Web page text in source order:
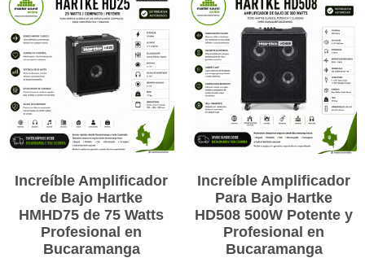
Increíble Amplificador
de Bajo Hartke
HMHD75 de 75 Watts
Profesional en
Bucaramanga
Increíble Amplificador
Para Bajo Hartke
HD508 500W Potente y
Profesional en
Bucaramanga